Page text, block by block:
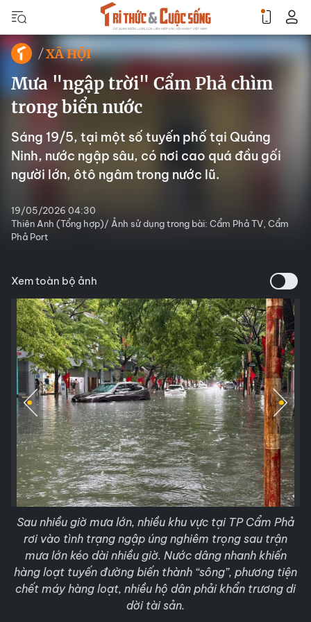
XÃ HỘI
Mưa "ngập trời" Cẩm Phả chìm
trong biển nước
Sáng 19/5, tại một số tuyến phố tại Quảng
Ninh, nước ngập sâu, có nơi cao quá đầu gối
người lớn, ôtô ngâm trong nước lũ.
19/05/2026 04:30
Thiên Anh (Tổng hợp)/ Ảnh sử dụng trong bài: Cẩm Phả TV, Cẩm
Phả Port
Xem toàn bộ ảnh
Sau nhiều giờ mưa lớn, nhiều khu vực tại TP Cẩm Phả
rơi vào tình trạng ngập úng nghiêm trọng sau trận
mưa lớn kéo dài nhiều giờ. Nước dâng nhanh khiến
hàng loạt tuyến đường biến thành “sông”, phương tiện
chết máy hàng loạt, nhiều hộ dân phải khẩn trương di
dời tài sản.